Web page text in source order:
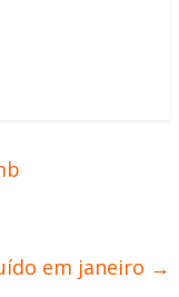
em janeiro →